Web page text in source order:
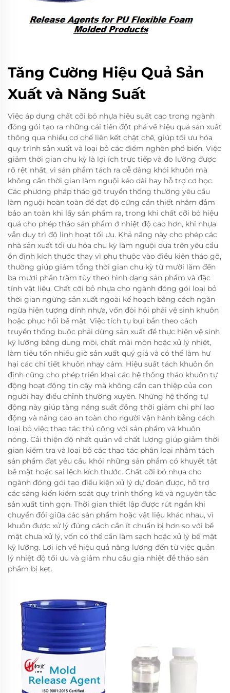
Tăng Cường Hiệu Quả Sản
Xuất và Năng Suất
Việc áp dụng chất cỡi bỏ nhựa hiệu suất cao trong ngành
đóng gói tạo ra những cải tiến đột phá về hiệu quả sản xuất
thông qua nhiều cơ chế liên kết chặt chẽ, giúp tối ưu hóa
quy trình sản xuất và loại bỏ các điểm nghẽn phổ biến. Việc
giảm thời gian chu kỳ là lợi ích trực tiếp và đo lường được
rõ rệt nhất, vì sản phẩm tách ra dễ dàng khỏi khuôn mà
không cần thời gian làm nguội kéo dài hay hỗ trợ cơ học.
Các phương pháp tháo gỡ truyền thống thường yêu cầu
làm nguội hoàn toàn để đạt độ cứng cần thiết nhằm đảm
bảo an toàn khi lấy sản phẩm ra, trong khi chất cỡi bỏ hiệu
quả cho phép tháo sản phẩm ở nhiệt độ cao hơn, khi nhựa
vẫn duy trì độ linh hoạt tối ưu. Khả năng này cho phép các
nhà sản xuất tối ưu hóa chu kỳ làm nguội dựa trên yêu cầu
ổn định kích thước thay vì phụ thuộc vào điều kiện tháo gỡ,
thường giúp giảm tổng thời gian chu kỳ từ mười lăm đến
ba mươi phần trăm tùy theo hình dạng sản phẩm và đặc
tính vật liệu. Chất cỡi bỏ nhựa cho ngành đóng gói loại bỏ
thời gian ngừng sản xuất ngoài kế hoạch bằng cách ngăn
ngừa hiện tượng dính nhựa, vốn đòi hỏi phải vệ sinh khuôn
hoặc phục hồi bề mặt. Việc tích tụ bụi bẩn theo cách
truyền thống buộc phải dừng sản xuất để thực hiện vệ sinh
kỹ lưỡng bằng dung môi, chất mài mòn hoặc xử lý nhiệt,
làm tiêu tốn nhiều giờ sản xuất quý giá và có thể làm hư
hại các chi tiết khuôn nhạy cảm. Hiệu suất tách khuôn ổn
định cũng cho phép triển khai các hệ thống tháo khuôn tự
động hoạt động tin cậy mà không cần can thiệp của con
người hay điều chỉnh thường xuyên. Những hệ thống tự
động này giúp tăng năng suất đồng thời giảm chi phí lao
động và nâng cao an toàn cho người vận hành bằng cách
loại bỏ việc thao tác thủ công với sản phẩm và khuôn
nóng. Cải thiện độ nhất quán về chất lượng giúp giảm thời
gian kiểm tra và loại bỏ các thao tác phân loại nhằm tách
sản phẩm đạt yêu cầu khỏi những sản phẩm có khuyết tật
bề mặt hoặc sai lệch kích thước. Chất cỡi bỏ nhựa cho
ngành đóng gói tạo điều kiện xử lý dự đoán được, hỗ trợ
các sáng kiến kiểm soát quy trình thống kê và nguyên tắc
sản xuất tinh gọn. Thời gian thiết lập được rút ngắn khi
chuyển đổi giữa các sản phẩm hoặc vật liệu khác nhau, vì
khuôn được xử lý đúng cách cần ít chuẩn bị hơn so với bề
mặt chưa xử lý, vốn có thể cần làm sạch hoặc xử lý bề mặt
kỹ lưỡng. Lợi ích về hiệu quả năng lượng đến từ việc quản
lý nhiệt độ tối ưu và giảm nhu cầu gia nhiệt để tháo sản
phẩm bị kẹt.